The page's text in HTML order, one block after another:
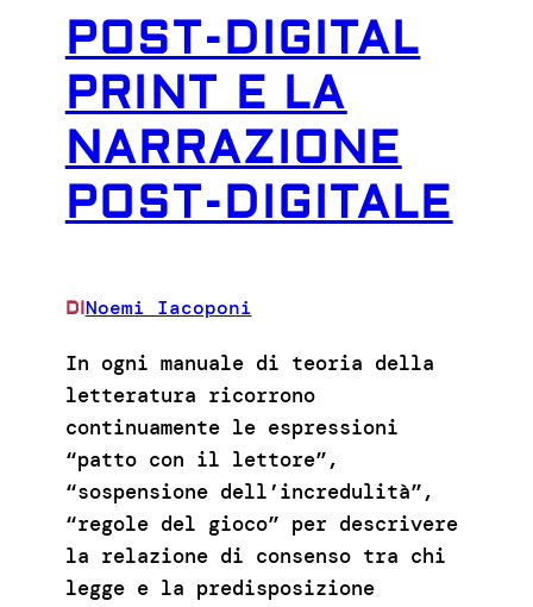
POST-DIGITAL
PRINT E LA
NARRAZIONE
POST-DIGITALE
DINoemi Iacoponi
In ogni manuale di teoria della
letteratura ricorrono
continuamente le espressioni
“patto con il lettore”,
“sospensione dell’incredulità”,
“regole del gioco” per descrivere
la relazione di consenso tra chi
legge e la predisposizione